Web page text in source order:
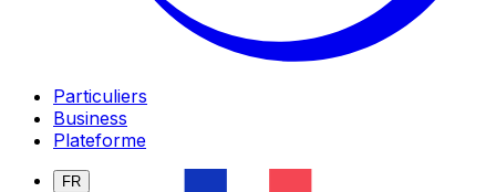
Particuliers
Business
Plateforme
FR